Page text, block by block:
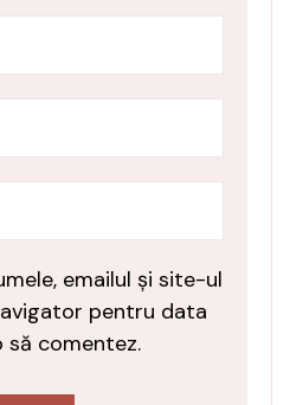
emailul și site-ul
pentru data
comentez.